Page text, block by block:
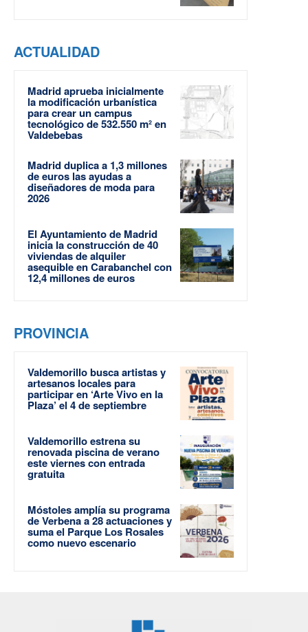
ACTUALIDAD
Madrid aprueba inicialmente
la modificación urbanística
para crear un campus
tecnológico de 532.550 m² en
Valdebebas
Madrid duplica a 1,3 millones
de euros las ayudas a
diseñadores de moda para
2026
El Ayuntamiento de Madrid
inicia la construcción de 40
viviendas de alquiler
asequible en Carabanchel con
12,4 millones de euros
PROVINCIA
Valdemorillo busca artistas y
artesanos locales para
participar en ‘Arte Vivo en la
Plaza’ el 4 de septiembre
Valdemorillo estrena su
renovada piscina de verano
este viernes con entrada
gratuita
Móstoles amplía su programa
de Verbena a 28 actuaciones y
suma el Parque Los Rosales
como nuevo escenario